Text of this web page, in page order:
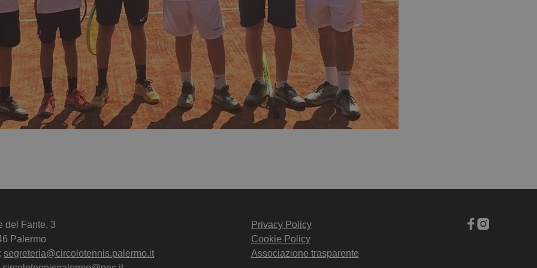
del Fante, 3
Palermo
segreteria@circolotennis.palermo.it
Privacy Policy
Cookie Policy
Associazione trasparente